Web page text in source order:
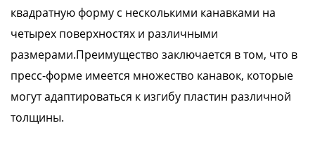
квадратную форму с несколькими канавками на
четырех поверхностях и различными
размерами.Преимущество заключается в том, что в
пресс-форме имеется множество канавок, которые
могут адаптироваться к изгибу пластин различной
толщины.